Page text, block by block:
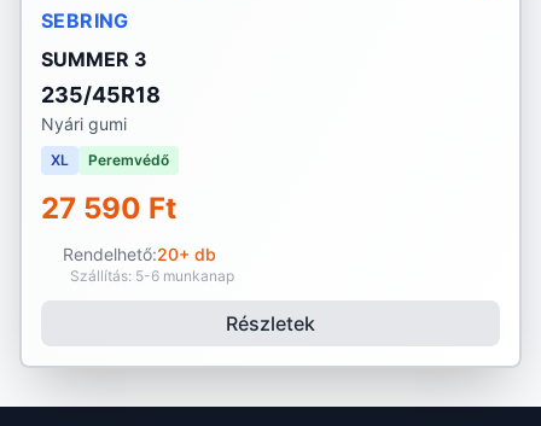
SEBRING
SUMMER 3
235/45R18
Nyári gumi
XL Peremvédő
27 590 Ft
Rendelhető:20+ db
Szállítás: 5-6 munkanap
Részletek